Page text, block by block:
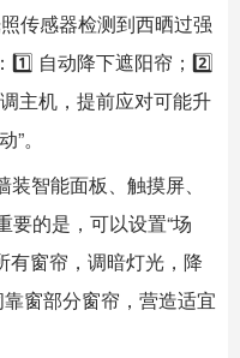
传感器检测到西晒过强
1️⃣ 自动降下遮阳帘；2️⃣
主机，提前应对可能升
。
装智能面板、触摸屏、
要的是，可以设置“场
有窗帘，调暗灯光，降
窗部分窗帘，营造适宜